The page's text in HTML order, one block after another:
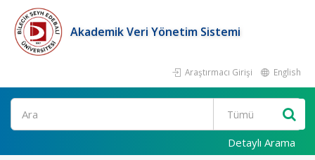
Akademik Veri Yönetim Sistemi
Araştırmacı Girişi English
Ara
Detaylı Arama